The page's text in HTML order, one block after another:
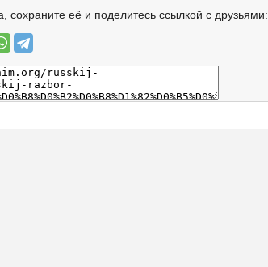
сохраните её и поделитесь ссылкой с друзьями: